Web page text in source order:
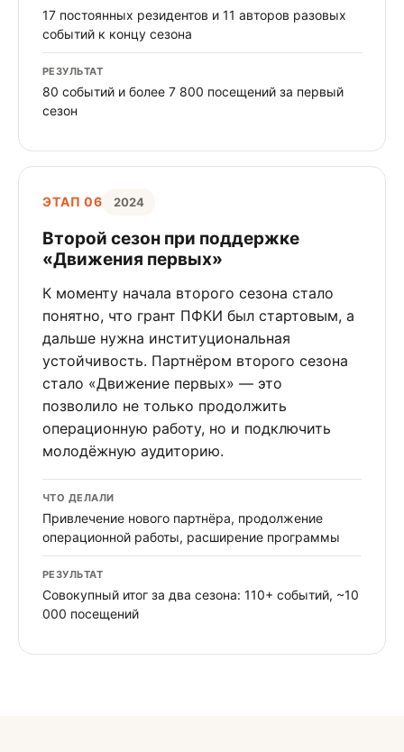
17 постоянных резидентов и 11 авторов разовых
событий к концу сезона
РЕЗУЛЬТАТ
80 событий и более 7 800 посещений за первый
сезон
ЭТАП 06 2024
Второй сезон при поддержке
«Движения первых»
К моменту начала второго сезона стало
понятно, что грант ПФКИ был стартовым, а
дальше нужна институциональная
устойчивость. Партнёром второго сезона
стало «Движение первых» — это
позволило не только продолжить
операционную работу, но и подключить
молодёжную аудиторию.
ЧТО ДЕЛАЛИ
Привлечение нового партнёра, продолжение
операционной работы, расширение программы
РЕЗУЛЬТАТ
Совокупный итог за два сезона: 110+ событий, ~10
000 посещений